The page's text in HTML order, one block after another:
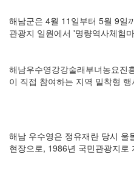
해남군은 4월 11일부터 5월 9일
관광지 일원에서 '명량역사체험
해남우수영강강술래부녀농요진
이 직접 참여하는 지역 밀착형 행
해남 우수영은 정유재란 당시 울
현장으로, 1986년 국민관광지로